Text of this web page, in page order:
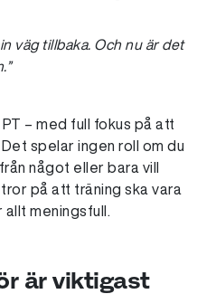
väg tillbaka. Och nu är det
– med full fokus på att
spelar ingen roll om du
något eller bara vill
på att träning ska vara
meningsfull.
är viktigast